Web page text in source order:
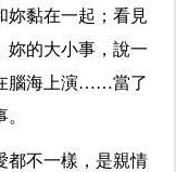
妳黏在一起；看見
妳的大小事，說一
腦海上演……當了
都不一樣，是親情